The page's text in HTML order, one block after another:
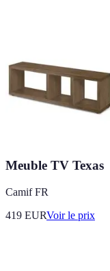
Meuble TV Texas
Camif FR
419 EURVoir le prix